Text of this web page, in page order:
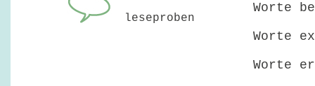
leseproben
Worte
Worte
Worte